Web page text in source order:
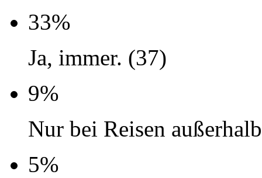
33%
Ja, immer. (37)
9%
Nur bei Reisen
5%